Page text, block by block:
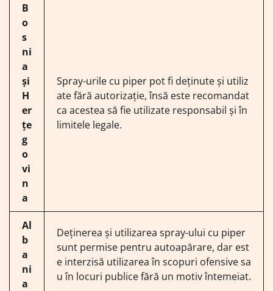
B
o
s
ni
a
și
H
er
țe
g
o
vi
n
a
Spray-urile cu piper pot fi deținute și utiliz
ate fără autorizație, însă este recomandat
ca acestea să fie utilizate responsabil și în
limitele legale.
Al
b
a
ni
a
Deținerea și utilizarea spray-ului cu piper
sunt permise pentru autoapărare, dar est
e interzisă utilizarea în scopuri ofensive sa
u în locuri publice fără un motiv întemeiat.